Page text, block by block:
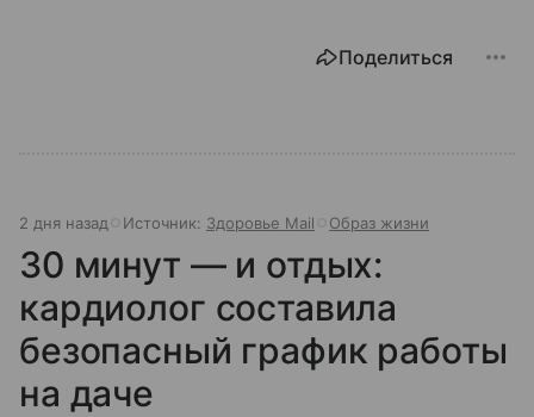
Поделиться
2 дня назад Источник: Здоровье Mail Образ жизни
30 минут — и отдых:
кардиолог составила
безопасный график работы
на даче